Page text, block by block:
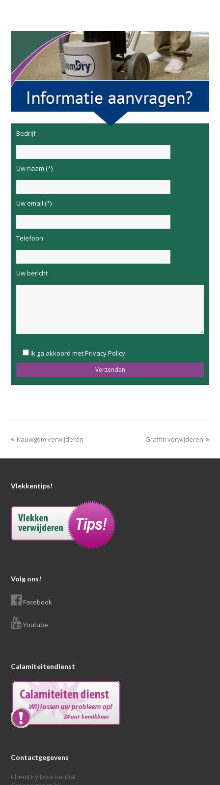
Bedrijf
Uw naam (*)
Uw email (*)
Telefoon
Uw bericht
leave
this
Ik ga akkoord met Privacy Policy
Kauwgom verwijderen Graffiti verwijderen
Vlekkentips!
Volg ons!
Facebook
Youtube
Calamiteitendienst
Contactgegevens
ChemDry Doornenbal